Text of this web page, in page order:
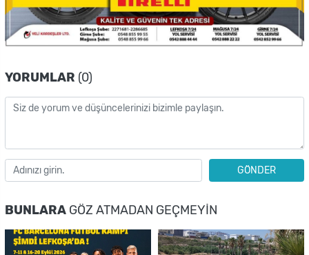
YORUMLAR (0)
GÖNDER
BUNLARA GÖZ ATMADAN GEÇMEYIN